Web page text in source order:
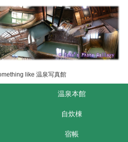
like 温泉写真館
温泉本館
自炊棟
宿帳